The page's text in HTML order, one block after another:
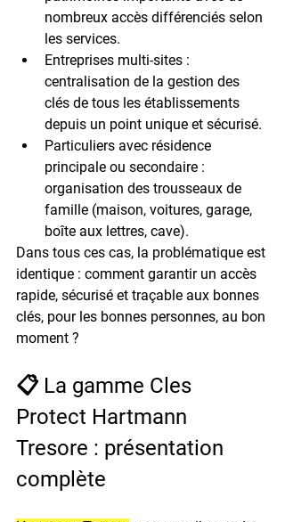
nombreux accès différenciés selon
les services.
Entreprises multi-sites :
centralisation de la gestion des
clés de tous les établissements
depuis un point unique et sécurisé.
Particuliers avec résidence
principale ou secondaire :
organisation des trousseaux de
famille (maison, voitures, garage,
boîte aux lettres, cave).
Dans tous ces cas, la problématique est
identique : comment garantir un accès
rapide, sécurisé et traçable aux bonnes
clés, pour les bonnes personnes, au bon
moment ?
📋 La gamme Cles
Protect Hartmann
Tresore : présentation
complète